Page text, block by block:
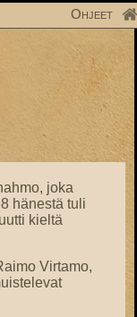
Ohjeet
joka
hänestä tuli
kieltä
Virtamo,